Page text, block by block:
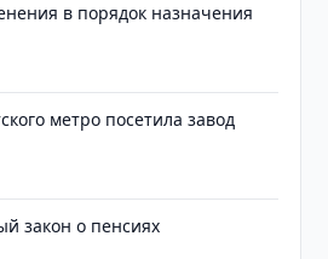
в порядок назначения
метро посетила завод
закон о пенсиях